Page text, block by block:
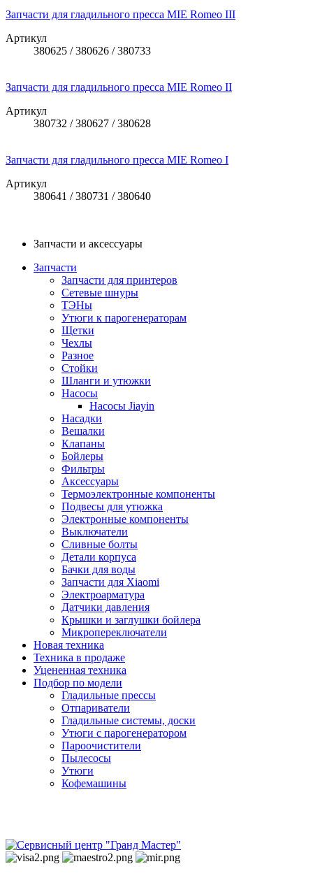
Запчасти для гладильного пресса MIE Romeo III
Артикул
380625 / 380626 / 380733
Запчасти для гладильного пресса MIE Romeo II
Артикул
380732 / 380627 / 380628
Запчасти для гладильного пресса MIE Romeo I
Артикул
380641 / 380731 / 380640
Запчасти и аксессуары
Запчасти
Запчасти для принтеров
Сетевые шнуры
ТЭНы
Утюги к парогенераторам
Щетки
Чехлы
Разное
Стойки
Шланги и утюжки
Насосы
Насосы Jiayin
Насадки
Вешалки
Клапаны
Бойлеры
Фильтры
Аксессуары
Термоэлектронные компоненты
Подвесы для утюжка
Электронные компоненты
Выключатели
Сливные болты
Детали корпуса
Бачки для воды
Запчасти для Xiaomi
Электроарматура
Датчики давления
Крышки и заглушки бойлера
Микропереключатели
Новая техника
Техника в продаже
Уцененная техника
Подбор по модели
Гладильные прессы
Отпариватели
Гладильные системы, доски
Утюги с парогенератором
Пароочистители
Пылесосы
Утюги
Кофемашины